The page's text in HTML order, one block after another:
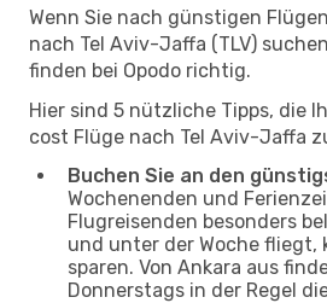
Wenn Sie nach günstigen
nach Tel Aviv-Jaffa (TLV)
finden bei Opodo richtig.
Hier sind 5 nützliche Tipps, die
cost Flüge nach Tel Aviv-Jaffa
Buchen Sie an den
Wochenenden und
Flugreisenden besonders
und unter der Woche
sparen. Von Ankara aus
Donnerstags in der Regel